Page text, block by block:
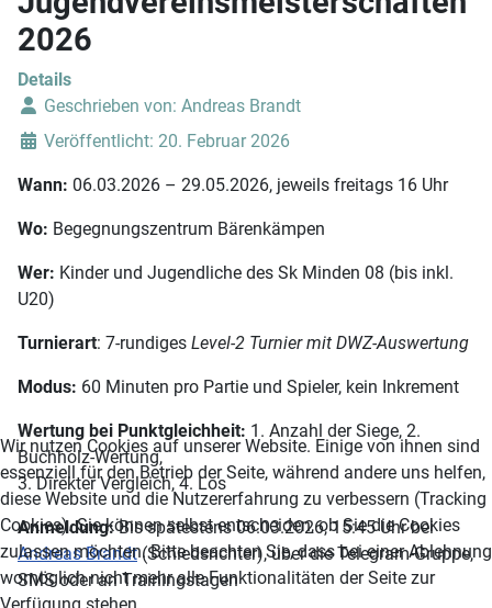
2026
Details
Geschrieben von: Andreas Brandt
Veröffentlicht: 20. Februar 2026
Wann: 06.03.2026 – 29.05.2026, jeweils freitags 16 Uhr
Wo: Begegnungszentrum Bärenkämpen
Wer: Kinder und Jugendliche des Sk Minden 08 (bis inkl.
U20)
Turnierart: 7-rundiges Level-2 Turniermit DWZ-Auswertung
Modus: 60 Minuten pro Partie und Spieler, kein Inkrement
Wertung bei Punktgleichheit: 1. Anzahl der Siege, 2.
Buchholz-Wertung,
3. Direkter Vergleich, 4. Los
Anmeldung:Bis spätestens 06.03.2026, 15:45 Uhr bei
Andreas Brandt(Schiedsrichter), über die Telegram-Gruppe,
SMS oder an Trainingstagen
Wir nutzen Cookies auf unserer Website. Einige von ihnen sind
essenziell für den Betrieb der Seite, während andere uns helfen,
diese Website und die Nutzererfahrung zu verbessern (Tracking
Cookies). Sie können selbst entscheiden, ob Sie die Cookies
zulassen möchten. Bitte beachten Sie, dass bei einer Ablehnung
womöglich nicht mehr alle Funktionalitäten der Seite zur